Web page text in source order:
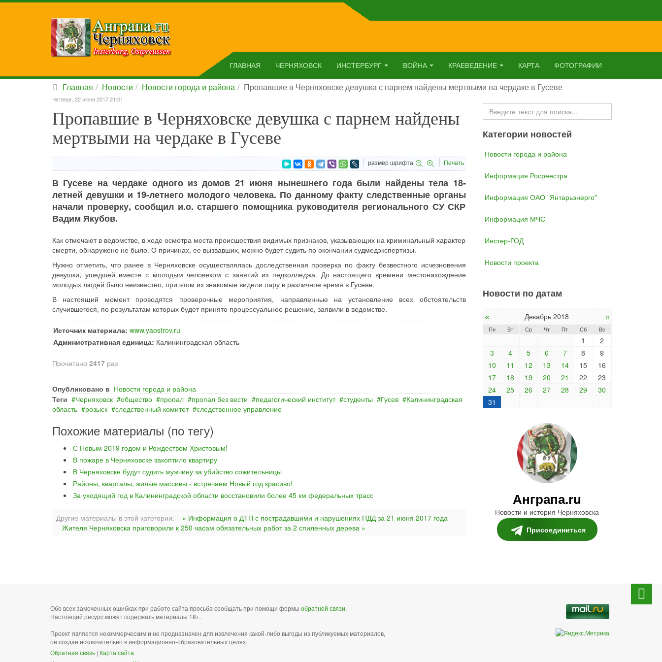
ГЛАВНАЯ ЧЕРНЯХОВСК ИНСТЕРБУРГ ВОЙНА КРАЕВЕДЕНИЕ КАРТА ФОТОГРАФИИ
Главная Новости Новости города и района Пропавшие в Черняховске девушка с парнем найдены мертвыми на чердаке в Гусеве
Четверг, 22 июня 2017 21:01
Пропавшие в Черняховске девушка с парнем найдены
мертвыми на чердаке в Гусеве
размер шрифта Печать
В Гусеве на чердаке одного из домов 21 июня нынешнего года были найдены тела 18-
летней девушки и 19-летнего молодого человека. По данному факту следственные органы
начали проверку, сообщил и.о. старшего помощника руководителя регионального СУ СКР
Вадим Якубов.
Как отмечают в ведомстве, в ходе осмотра места происшествия видимых признаков, указывающих на криминальный характер
смерти, обнаружено не было. О причинах, ее вызвавших, можно будет судить по окончании судмедэкспертизы.
Нужно отметить, что ранее в Черняховске осуществлялась доследственная проверка по факту безвестного исчезновения
девушки, ушедшей вместе с молодым человеком с занятий из педколледжа. До настоящего времени местонахождение
молодых людей было неизвестно, при этом их знакомые видели пару в различное время в Гусеве.
В настоящий момент проводятся проверочные мероприятия, направленные на установление всех обстоятельств
случившегося, по результатам которых будет принято процессуальное решение, заявили в ведомстве.
Источник материала: www.yaostrov.ru
Административная единица: Калининградская область
Прочитано 2417 раз
Опубликовано в Новости города и района
Теги
Черняховск общество пропал пропал без вести педагогический институт студенты Гусев
Калининградская
область
розыск следственный комитет следственное управление
Похожие материалы (по тегу)
С Новым 2019 годом и Рождеством Христовым!
В пожаре в Черняховске закоптило квартиру
В Черняховске будут судить мужчину за убийство сожительницы
Районы, кварталы, жилые массивы - встречаем Новый год красиво!
За уходящий год в Калининградской области восстановили более 45 км федеральных трасс
Другие материалы в этой категории:
« Информация о ДТП с пострадавшими и нарушениях ПДД за 21 июня 2017 года
Жителя Черняховска приговорили к 250 часам обязательных работ за 2 спиленных дерева »
Искать...
Категории новостей
Новости города и района
Информация Росреестра
Информация ОАО "Янтарьэнерго"
Информация МЧС
Инстер-ГОД
Новости проекта
Новости по датам
« Декабрь 2018 »
Пн Вт Ср Чт Пт Сб Вс
1
2
3
4 5 6 7 8
9
10
11 12 13 14 15
16
17
18 19 20 21 22
23
24
25 26 27 28 29
30
31
Анграпа.ru
Новости и история Черняховска
Присоединиться
Обо всех замеченных ошибках при работе сайта просьба сообщать при помощи формы обратной связи.
Настоящий ресурс может содержать материалы 18+.
Проект является некоммерческим и не предназначен для извлечения какой-либо выгоды из публикуемых материалов,
он создан исключительно в информационно-образовательных целях.
Обратная связь | Карта сайта